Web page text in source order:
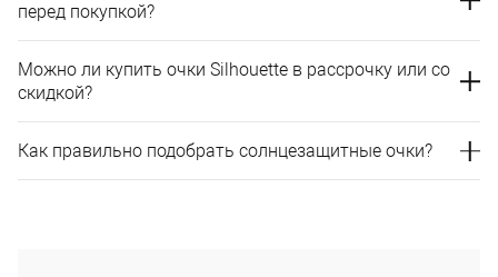
перед покупкой?
Можно ли купить очки Silhouette в рассрочку или со
скидкой?
Как правильно подобрать солнцезащитные очки?